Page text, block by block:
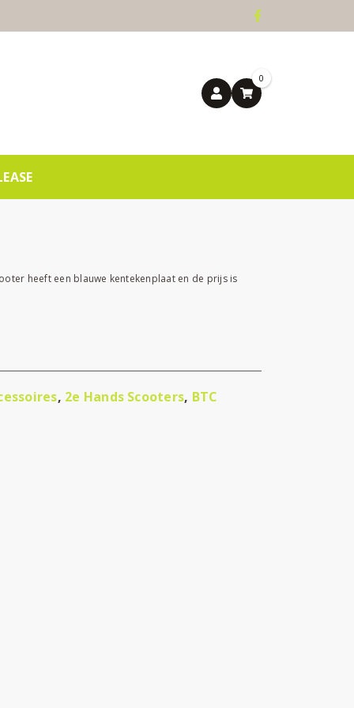
0
heeft een blauwe kentekenplaat en de prijs is
, 2e Hands Scooters, BTC